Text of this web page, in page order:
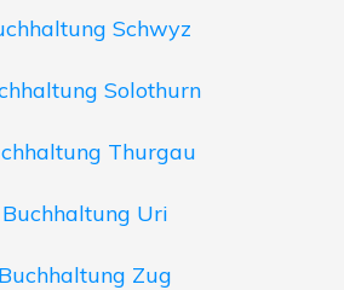
Schwyz
Solothurn
Thurgau
Buchhaltung Uri
Buchhaltung Zug